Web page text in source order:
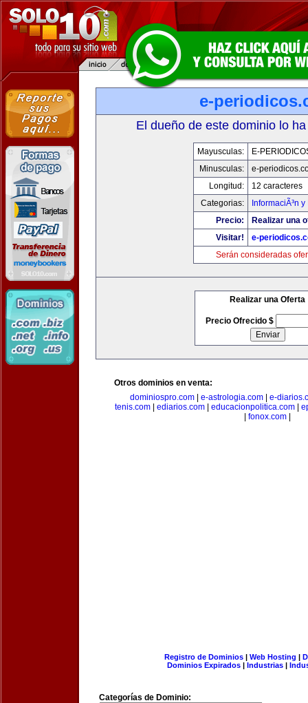
e-
El dueño de este dominio lo
Mayusculas:
E-
Minusculas:
e-
Longitud:
12 caracteres
Categorias:
InformaciÃ³n
Precio:
Realizar una
Visitar!
e-
Serán consideradas
Realizar una Oferta
Precio Ofrecido $
Otros dominios en venta:
dominiospro.com
e-astrologia.com
e-
tenis.com
ediarios.com educacionpolitica.com
fonox.com
Registro de Dominios| Web Hosting |
Dominios Expirados | Industrias |
Categorías de Dominio: